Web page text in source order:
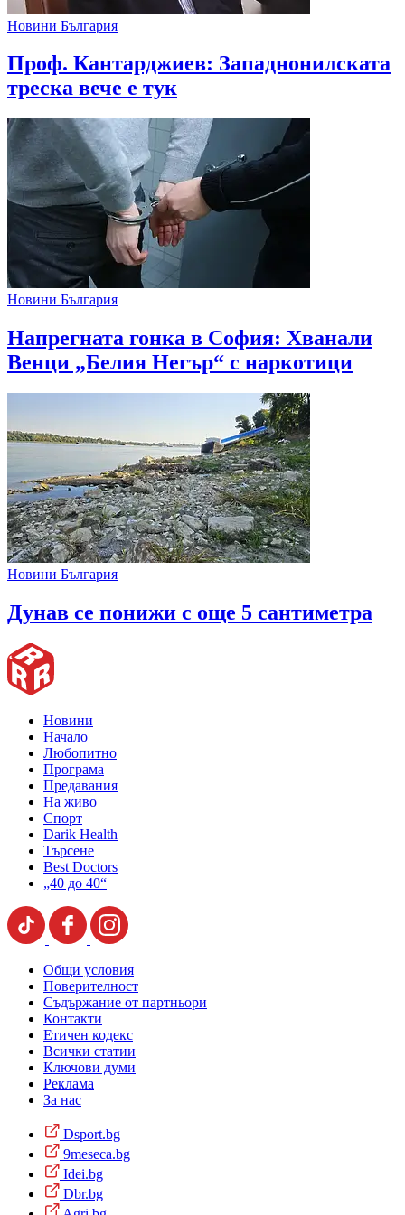
Новини България
Проф. Кантарджиев: Западнонилската
треска вече е тук
Новини България
Напрегната гонка в София: Хванали
Венци „Белия Негър“ с наркотици
Новини България
Дунав се понижи с още 5 сантиметра
Новини
Начало
Любопитно
Програма
Предавания
На живо
Спорт
Darik Health
Търсене
Best Doctors
„40 до 40“
Общи условия
Поверителност
Съдържание от партньори
Контакти
Етичен кодекс
Всички статии
Ключови думи
Реклама
За нас
Dsport.bg
9meseca.bg
Idei.bg
Dbr.bg